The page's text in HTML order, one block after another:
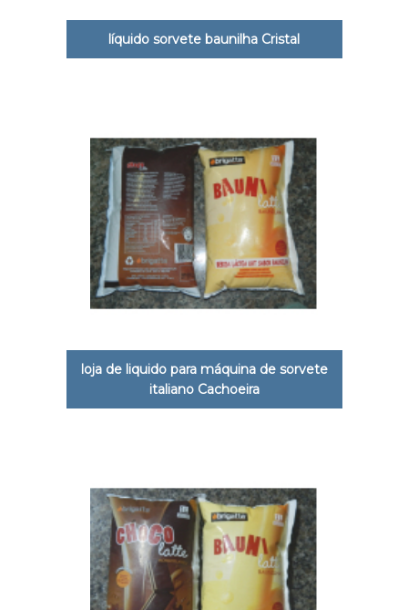
líquido sorvete baunilha Cristal
loja de liquido para máquina de sorvete
italiano Cachoeira